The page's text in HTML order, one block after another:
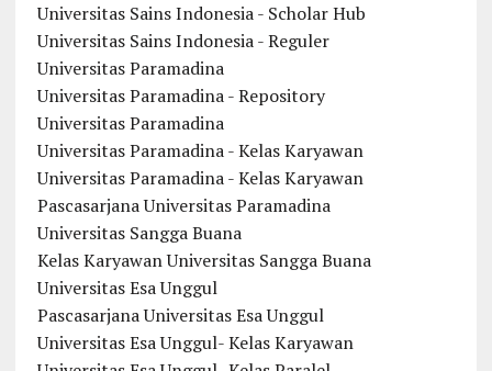
Universitas Sains Indonesia - Scholar Hub
Universitas Sains Indonesia - Reguler
Universitas Paramadina
Universitas Paramadina - Repository
Universitas Paramadina
Universitas Paramadina - Kelas Karyawan
Universitas Paramadina - Kelas Karyawan
Pascasarjana Universitas Paramadina
Universitas Sangga Buana
Kelas Karyawan Universitas Sangga Buana
Universitas Esa Unggul
Pascasarjana Universitas Esa Unggul
Universitas Esa Unggul- Kelas Karyawan